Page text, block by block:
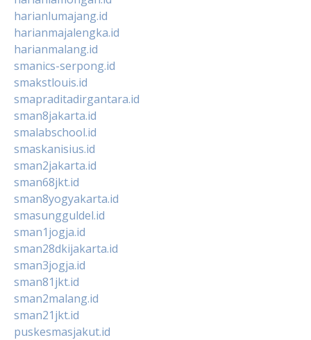
harianlumajang.id
harianmajalengka.id
harianmalang.id
smanics-serpong.id
smakstlouis.id
smapraditadirgantara.id
sman8jakarta.id
smalabschool.id
smaskanisius.id
sman2jakarta.id
sman68jkt.id
sman8yogyakarta.id
smasungguldel.id
sman1jogja.id
sman28dkijakarta.id
sman3jogja.id
sman81jkt.id
sman2malang.id
sman21jkt.id
puskesmasjakut.id